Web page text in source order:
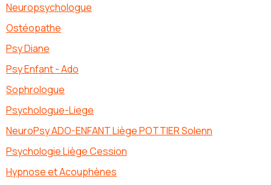
Neuropsychologue
Ostéopathe
Psy Diane
Psy Enfant - Ado
Sophrologue
Psychologue-Liege
NeuroPsy ADO-ENFANT Liège POTTIER Solenn
Psychologie Liège Cession
Hypnose et Acouphènes